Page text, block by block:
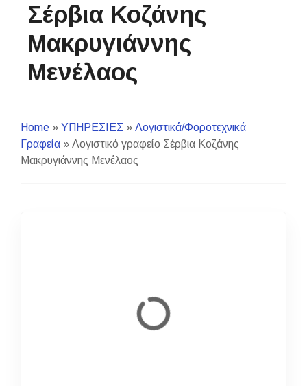
Σέρβια Κοζάνης
Μακρυγιάννης
Μενέλαος
Home » ΥΠΗΡΕΣΙΕΣ » Λογιστικά/Φοροτεχνικά
Γραφεία » Λογιστικό γραφείο Σέρβια Κοζάνης
Μακρυγιάννης Μενέλαος